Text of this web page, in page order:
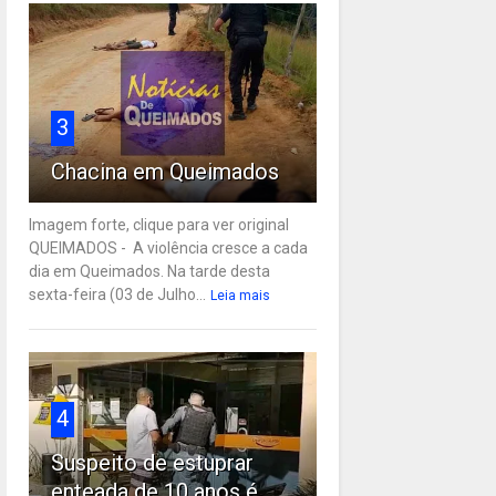
3
Chacina em Queimados
Imagem forte, clique para ver original
QUEIMADOS - A violência cresce a cada
dia em Queimados. Na tarde desta
sexta-feira (03 de Julho...
Leia mais
4
Suspeito de estuprar